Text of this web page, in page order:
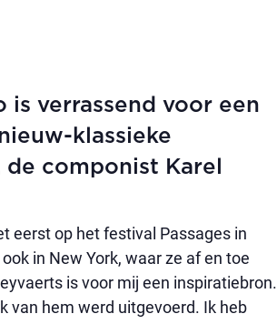
is verrassend voor een
klassieke
componist Karel
eerst op het festival Passages in
in New York, waar ze af en toe
is voor mij een inspiratiebron.
van hem werd uitgevoerd. Ik heb